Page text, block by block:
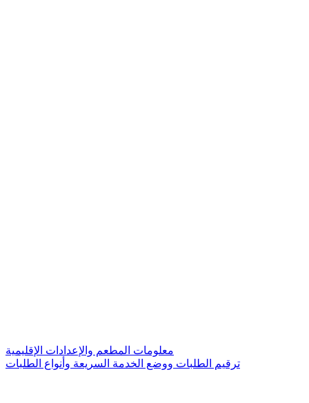
معلومات المطعم والإعدادات الإقليمية
ترقيم الطلبات ووضع الخدمة السريعة وأنواع الطلبات